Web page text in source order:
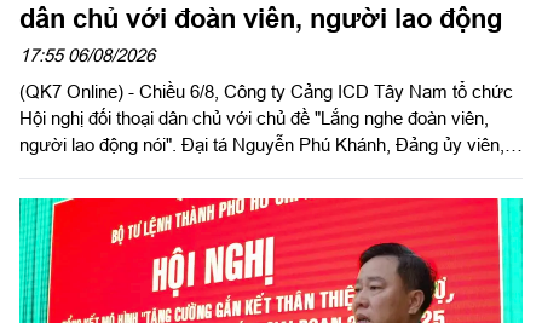
dân chủ với đoàn viên, người lao động
17:55 06/08/2026
(QK7 Online) - Chiều 6/8, Công ty Cảng ICD Tây Nam tổ chức
Hội nghị đối thoại dân chủ với chủ đề "Lắng nghe đoàn viên,
người lao động nói". Đại tá Nguyễn Phú Khánh, Đảng ủy viên,
Thượng tá Nguyễn Ngọc Khánh, Giám đốc Công ty Cảng ICD
Tây Nam chủ trì hội nghị. Dự hội nghị có Đại tá Phạm Thị Thu
Hương, Trưởng phòng Công tác quần chúng, Cục Chính trị
Quân khu 7; Đại tá Trần Thị Mỹ Châu, Phó Tổng giám đốc
Công ty Tây Nam cùng đông đảo cán bộ, đoàn viên, người lao